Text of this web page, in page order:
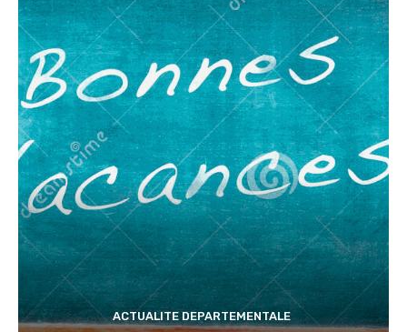
ACTUALITE DEPARTEMENTALE